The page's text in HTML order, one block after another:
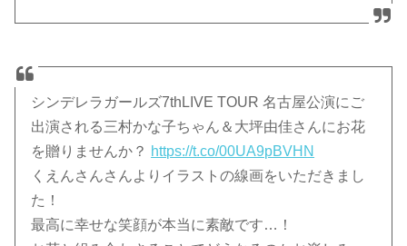
シンデレラガールズ7thLIVE TOUR 名古屋公演にご
出演される三村かな子ちゃん＆大坪由佳さんにお花
を贈りませんか？ https://t.co/00UA9pBVHN
くえんさんさんよりイラストの線画をいただきまし
た！
最高に幸せな笑顔が本当に素敵です…！